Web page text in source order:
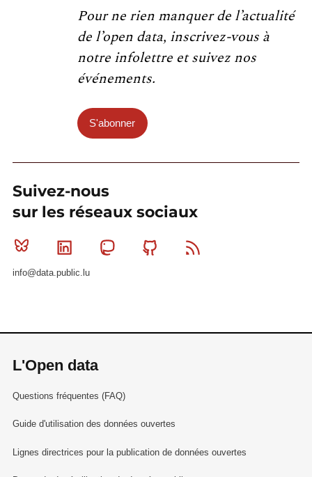
Pour ne rien manquer de l’actualité
de l’open data, inscrivez-vous à
notre infolettre et suivez nos
événements.
S'abonner
Suivez-nous
sur les réseaux sociaux
Bluesky Linkedin MastodonGithub
info@data.public.lu
L'Open data
Questions fréquentes (FAQ)
Guide d'utilisation des données ouvertes
Lignes directrices pour la publication de données ouvertes